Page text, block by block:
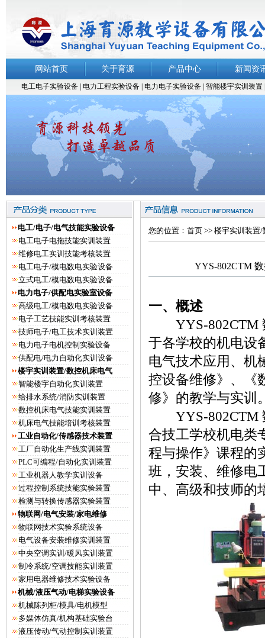
网站首页 关于育源 产品中心 新闻资
电工电子实验设备| 电力工程实验设备 电力电子实验设备 | 智能楼宇实训装置
电工/电子/电气技能实验设备
电工电子电拖技能实训装置
维修电工实训技能考核装置
电工电子/模电数电实验设备
立式电工/模电数电实验设备
电力电子/供配电实验室设备
高级电工/模电数电实验设备
电子工艺技能实训考核装置
技师电子/电工技术实训装置
电力电子电机控制实验设备
供配电/电力自动化实训设备
楼宇实训装置/数控机床电气
智能楼宇自动化实训装置
给排水系统/消防实训装置
数控机床电气技能实训装置
机床电气技能培训考核装置
工业自动化/传感器技术装置
工厂自动化生产线实训装置
PLC可编程/自动化实训装置
工业机器人教学实训设备
过程控制系统技能实验装置
检测与转换传感器实验装置
物联网/电气安装/家电维修
物联网技术实验系统设备
电气设备安装维修实训装置
中央空调实训/暖风实训装置
制冷系统/空调技能实训装置
家用电器维修技术实验设备
机械/液压气动/电梯实验设备
机械陈列柜/模具/电机模型
多媒体仿真/机构基础实验台
液压传动/气动控制实训装置
您的位置： 首页>> 楼宇实训装置
YYS-802CTM
一、概述
YYS-802CTM
于各学校的机电设
电气技术应用、机
控设备维修》、《
修》的教学与实训
YYS-802CTM
合技工学校机电类
程与操作》课程的
班，安装、维修电
中、高级和技师的